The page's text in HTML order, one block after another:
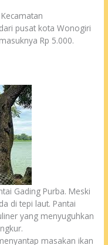
pusat kota Wonogiri
Rp 5.000.
Gading Purba. Meski
di tepi laut. Pantai
yang menyuguhkan
masakan ikan